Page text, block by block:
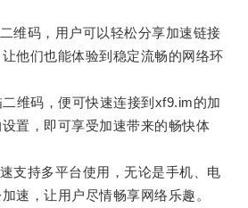
码，用户可以轻松分享加速链接
他们也能体验到稳定流畅的网络环
码，便可快速连接到xf9.im的加
置，即可享受加速带来的畅快体
持多平台使用，无论是手机、电
速，让用户尽情畅享网络乐趣。